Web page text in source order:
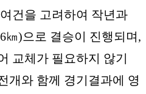
건을 고려하여 작년과
㎞)으로 결승이 진행되며,
교체가 필요하지 않기
개와 함께 경기결과에 영